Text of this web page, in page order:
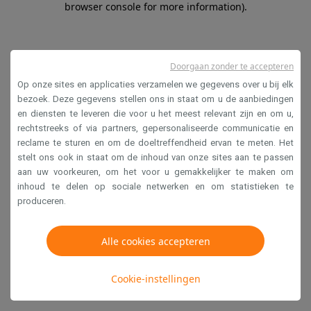
browser console for more information).
Op onze sites en applicaties verzamelen we gegevens over u bij elk
bezoek. Deze gegevens stellen ons in staat om u de aanbiedingen
en diensten te leveren die voor u het meest relevant zijn en om u,
rechtstreeks of via partners, gepersonaliseerde communicatie en
reclame te sturen en om de doeltreffendheid ervan te meten. Het
stelt ons ook in staat om de inhoud van onze sites aan te passen
aan uw voorkeuren, om het voor u gemakkelijker te maken om
inhoud te delen op sociale netwerken en om statistieken te
produceren.
Alle cookies accepteren
Cookie-instellingen
Doorgaan zonder te accepteren